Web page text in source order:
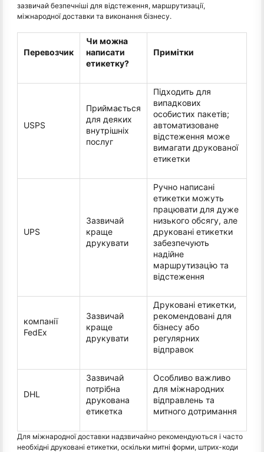
зазвичай безпечніші для відстеження, маршрутизації,
міжнародної доставки та виконання бізнесу.
Перевозчик
Чи можна
написати
етикетку?
Примітки
USPS
Приймається
для деяких
внутрішніх
послуг
Підходить для
випадкових
особистих пакетів;
автоматизоване
відстеження може
вимагати друкованої
етикетки
UPS
Зазвичай
краще
друкувати
Ручно написані
етикетки можуть
працювати для дуже
низького обсягу, але
друковані етикетки
забезпечують
надійне
маршрутизацію та
відстеження
компанії
FedEx
Зазвичай
краще
друкувати
Друковані етикетки,
рекомендовані для
бізнесу або
регулярних
відправок
DHL
Зазвичай
потрібна
друкована
етикетка
Особливо важливо
для міжнародних
відправлень та
митного дотримання
Для міжнародної доставки надзвичайно рекомендуються і часто
необхідні друковані етикетки, оскільки митні форми, штрих-коди